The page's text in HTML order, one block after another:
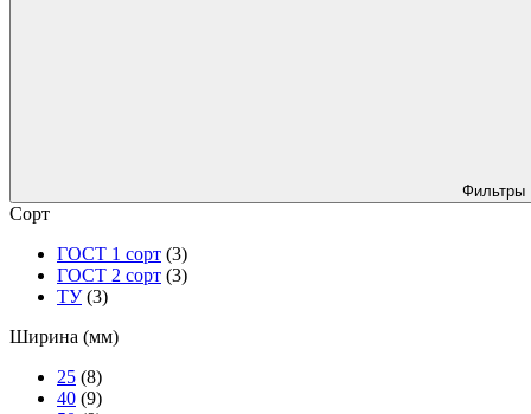
Фильтры
Сорт
ГОСТ 1 сорт (3)
ГОСТ 2 сорт (3)
ТУ (3)
Ширина (мм)
25 (8)
40 (9)